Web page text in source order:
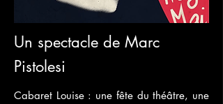
Un spectacle de Marc
Pistolesi
Cabaret Louise : une fête du théâtre, une